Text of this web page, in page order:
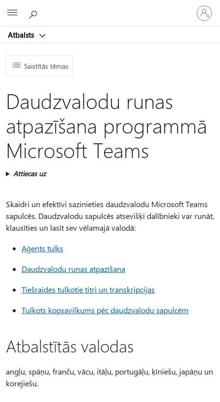
Atbalsts
savā
kontā
Saistītās tēmas
Daudzvalodu runas
atpazīšana programmā
Microsoft Teams
Attiecas uz
Skaidri un efektīvi sazinieties daudzvalodu Microsoft Teams
sapulcēs. Daudzvalodu sapulcēs atsevišķi dalībnieki var runāt,
klausīties un lasīt sev vēlamajā valodā:
Aģents tulks
Daudzvalodu runas atpazīšana
Tiešraides tulkotie titri un transkripcijas
Tulkots kopsavilkums pēc daudzvalodu sapulcēm
Atbalstītās valodas
angļu, spāņu, franču, vācu, itāļu, portugāļu, ķīniešu, japāņu un
korejiešu.